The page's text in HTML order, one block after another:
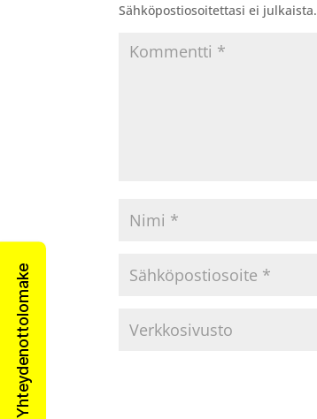
Yhteydenottolomake
Sähköpostiosoitettasi ei julkaista.